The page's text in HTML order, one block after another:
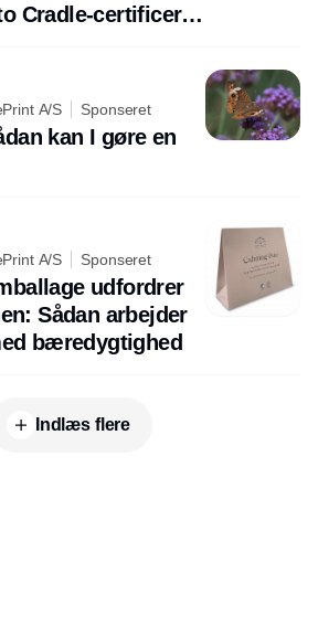
Cradle-certificeret
A/S Sponseret
kan I gøre en
A/S Sponseret
udfordrer
Sådan arbejder
bæredygtighed
Indlæs flere